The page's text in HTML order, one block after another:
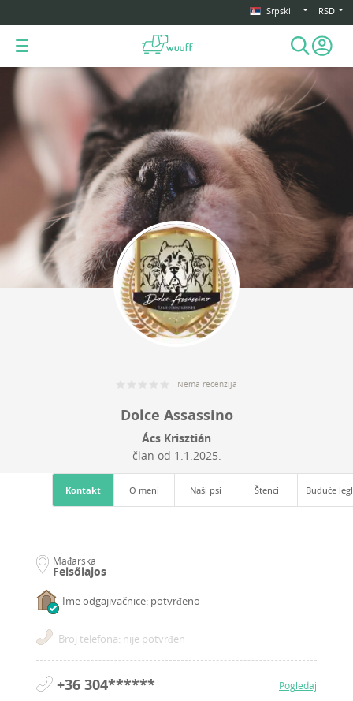
Srpski RSD
Nema recenzija
Dolce Assassino
Ács Krisztián
član od 1.1.2025.
Kontakt O meni Naši psi Štenci Buduće
Mađarska
Felsőlajos
Ime odgajivačnice: potvrđeno
Broj telefona: nije potvrđen
+36 304****** Pogledaj